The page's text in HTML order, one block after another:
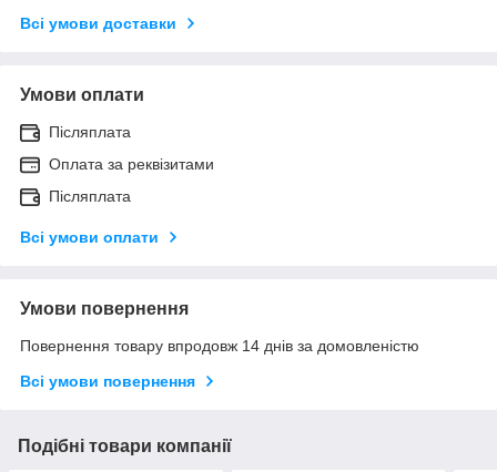
Всі умови доставки
Умови оплати
Післяплата
Оплата за реквізитами
Післяплата
Всі умови оплати
Умови повернення
Повернення товару впродовж 14 днів за домовленістю
Всі умови повернення
Подібні товари компанії